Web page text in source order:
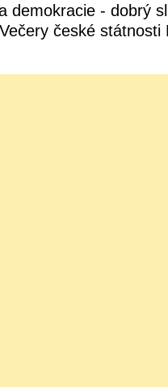
demokracie - dobrý
české státnosti